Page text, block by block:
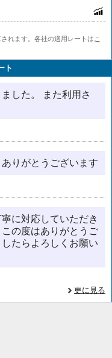
れます。各社の適用レートは こ
ト
した。 また利用さ
りがとうございます
に対応していただき
の度はありがとうご
たらよろしくお願い
更に見る